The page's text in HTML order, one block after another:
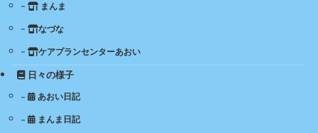
まんま
なづな
ケアプランセンターあおい
日々の様子
あおい日記
まんま日記